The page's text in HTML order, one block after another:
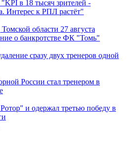
в 18 тысяч зрителей -
Интерес к РПЛ растёт"
области 27 августа
о банкротстве ФК "Томь"
сразу двух тренеров одной
России стал тренером в
и одержал третью победу в